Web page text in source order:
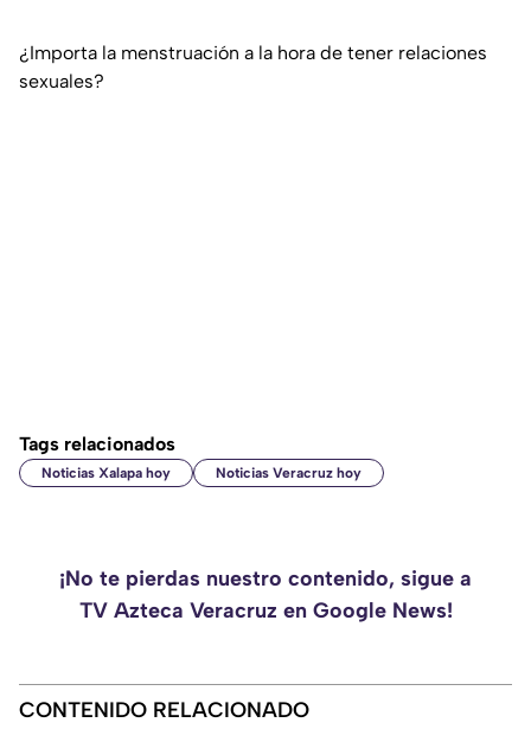
¿Importa la menstruación a la hora de tener relaciones
sexuales?
Tags relacionados
Noticias Xalapa hoy Noticias Veracruz hoy
¡No te pierdas nuestro contenido, sigue a
TV Azteca Veracruz en Google News!
CONTENIDO RELACIONADO